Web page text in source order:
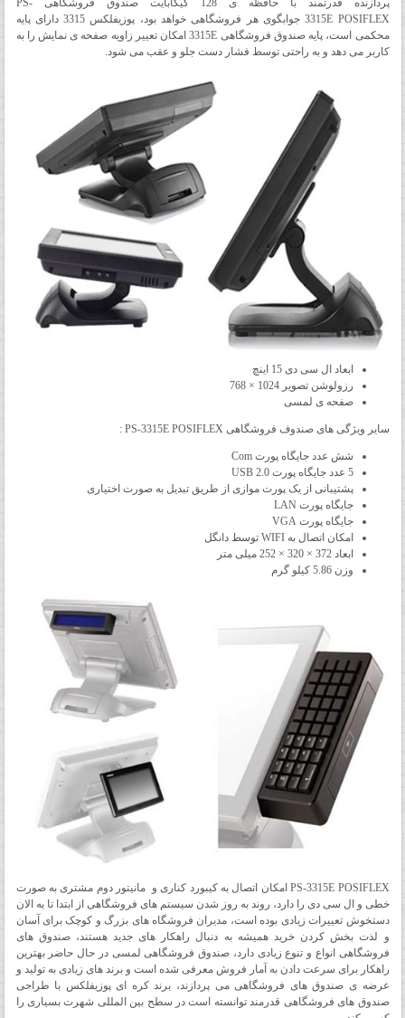
3315E POSIFLEX جوابگوی هر فروشگاهی خواهد بود، پوزیفلکس 3315 دارای پایه
محکمی است، پایه صندوق فروشگاهی 3315E امکان تعییر زاویه صفحه ی نمایش را به
کاربر می دهد و به راحتی توسط فشار دست جلو و عقب می شود.
ابعاد ال سی دی 15 اینچ
رزولوشن تصویر 1024 × 768
صفحه ی لمسی
سایر ویژگی های صندوف فروشگاهی PS-3315E POSIFLEX :
شش عدد جایگاه پورت Com
5 عدد جایگاه پورت USB 2.0
پشتیبانی از یک پورت موازی از طریق تبدیل به صورت اختیاری
جایگاه پورت LAN
جایگاه پورت VGA
امکان اتصال به WIFI توسط دانگل
ابعاد 372 × 320 × 252 میلی متر
وزن 5.86 کیلو گرم
PS-3315E POSIFLEX امکان اتصال به کیبورد کناری و مانیتور دوم مشتری به صورت
خطی و ال سی دی را دارد، روند به روز شدن سیستم های فروشگاهی از ابتدا تا به الان
دستخوش تعییرات زیادی بوده است، مدیران فروشگاه های بزرگ و کوچک برای آسان
و لذت بخش کردن خرید همیشه به دنبال راهکار های جدید هستند، صندوق های
فروشگاهی انواع و تنوع زیادی دارد، صندوق فروشگاهی لمسی در حال حاضر بهترین
راهکار برای سرعت دادن به آمار فروش معرفی شده است و برند های زیادی به تولید و
عرضه ی صندوق های فروشگاهی می پردازند، برند کره ای پوزیفلکس با طراحی
صندوق های فروشگاهی قدرمند توانسته است در سطح بین المللی شهرت بسیاری را